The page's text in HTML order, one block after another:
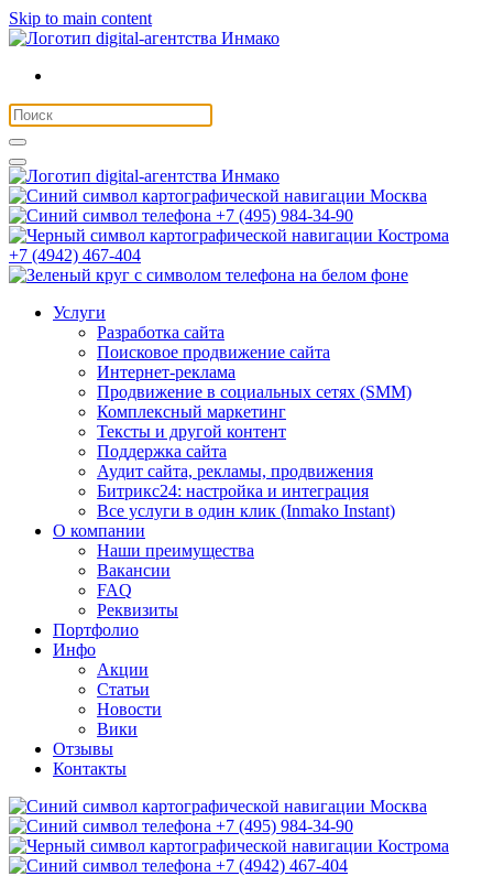
Skip to main content
Москва
+7 (495) 984-34-90
Кострома
+7 (4942) 467-404
Услуги
Разработка сайта
Поисковое продвижение сайта
Интернет-реклама
Продвижение в социальных сетях (SMM)
Комплексный маркетинг
Тексты и другой контент
Поддержка сайта
Аудит сайта, рекламы, продвижения
Битрикс24: настройка и интеграция
Все услуги в один клик (Inmako Instant)
О компании
Наши преимущества
Вакансии
FAQ
Реквизиты
Портфолио
Инфо
Акции
Статьи
Новости
Вики
Отзывы
Контакты
Москва
+7 (495) 984-34-90
Кострома
+7 (4942) 467-404